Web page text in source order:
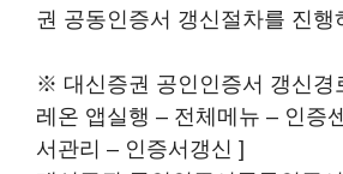
권 공동인증서 갱신절차를 진행
※ 대신증권 공인인증서 갱신경
레온 앱실행 – 전체메뉴 – 인증
서관리 – 인증서갱신 ]